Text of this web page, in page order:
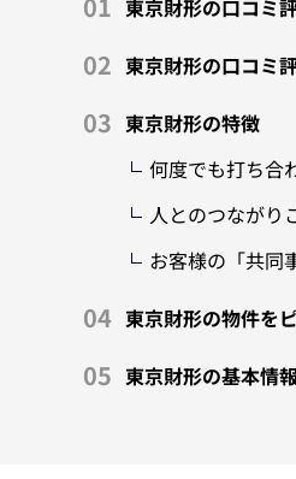
東京財形の口コミ
東京財形の口コミ
東京財形の特徴
何度でも打ち合
人とのつながり
お客様の「共同
東京財形の物件を
東京財形の基本情